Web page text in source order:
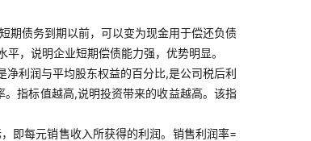
期债务到期以前，可以变为现金用于偿还负债
，说明企业短期偿债能力强，优势明显。
利润与平均股东权益的百分比,是公司税后利
指标值越高,说明投资带来的收益越高。该指
即每元销售收入所获得的利润。销售利润率=